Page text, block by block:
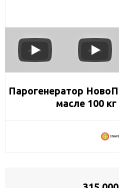
Парогенератор
масле 100